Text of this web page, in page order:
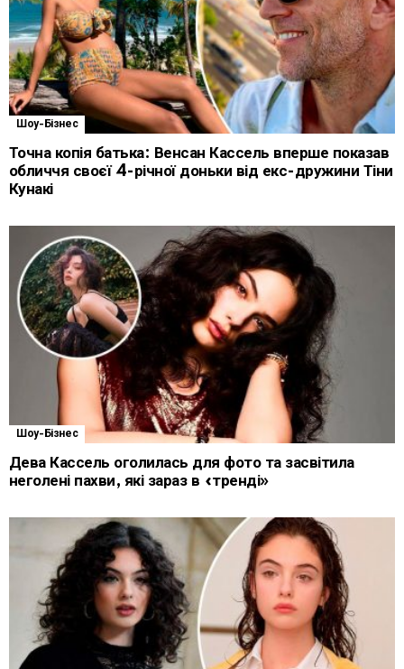
Шоу-Бізнес
Точна копія батька: Венсан Кассель вперше показав
обличчя своєї 4-річної доньки від екс-дружини Тіни
Кунакі
Шоу-Бізнес
Дева Кассель оголилась для фото та засвітила
неголені пахви, які зараз в «тренді»